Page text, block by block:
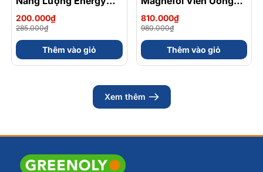
Gel Kết Hợp
Carbohydrate Điện Giải
56gram 82kcal
200.000₫
285.000₫
Thêm vào giỏ
Magnesium
Bisglycinate + Vitamin
nhóm B (Hộp 30 Viên)
810.000₫
980.000₫
Thêm vào giỏ
Xem thêm